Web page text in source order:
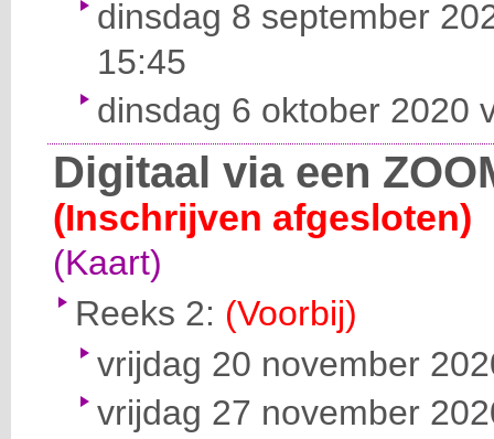
dinsdag 8 september
15:45
dinsdag 6 oktober 2020
Digitaal via een
(Inschrijven afgesloten)
(Kaart)
Reeks 2: (Voorbij)
vrijdag 20 november
vrijdag 27 november